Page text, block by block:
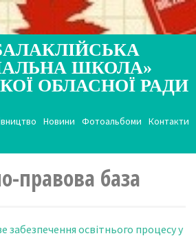
ШКОЛА»
ОБЛАСНОЇ РАДИ
Новини Фотоальбоми Контакти
правова база
освітнього процесу у